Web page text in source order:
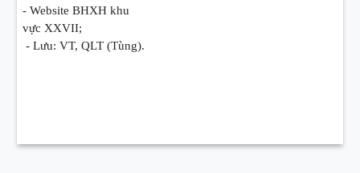
- Website BHXH khu
vực XXVII;
- Lưu: VT, QLT (Tùng).